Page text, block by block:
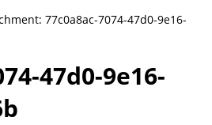
77c0a8ac-7074-47d0-9e16-
47d0-9e16-